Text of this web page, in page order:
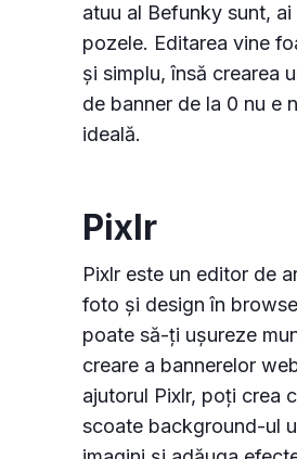
atuu al Befunky sunt,
pozele. Editarea vine
și simplu, însă crearea
de banner de la 0 nu e
ideală.
Pixlr
Pixlr este un editor de
foto și design în
poate să-ți ușureze
creare a bannerelor
ajutorul Pixlr, poți crea
scoate background-ul